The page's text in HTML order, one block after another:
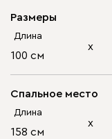
Размеры
Длина
100 см
х
Спальное место
Длина
158 см
х